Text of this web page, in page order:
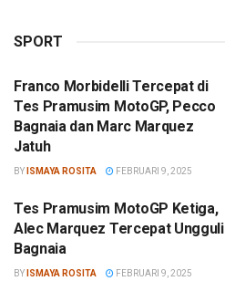
SPORT
Franco Morbidelli Tercepat di
Tes Pramusim MotoGP, Pecco
Bagnaia dan Marc Marquez
Jatuh
BY ISMAYA ROSITA FEBRUARI 9, 2025
Tes Pramusim MotoGP Ketiga,
Alec Marquez Tercepat Ungguli
Bagnaia
BY ISMAYA ROSITA FEBRUARI 9, 2025